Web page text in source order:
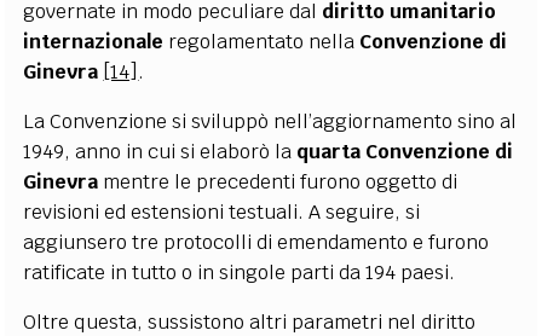
governate in modo peculiare dal diritto umanitario
internazionale regolamentato nella Convenzione di
Ginevra [14] .
La Convenzione si sviluppò nell’aggiornamento sino al
1949, anno in cui si elaborò la quarta Convenzione di
Ginevra mentre le precedenti furono oggetto di
revisioni ed estensioni testuali. A seguire, si
aggiunsero tre protocolli di emendamento e furono
ratificate in tutto o in singole parti da 194 paesi.
Oltre questa, sussistono altri parametri nel diritto